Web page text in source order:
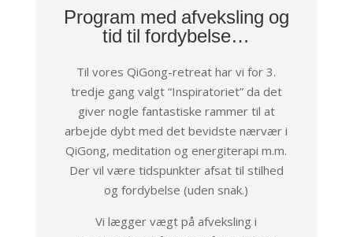
Program med afveksling og
tid til fordybelse…
Til vores QiGong-retreat har vi for 3.
tredje gang valgt“Inspiratoriet”da det
giver nogle fantastiske rammer til at
arbejde dybt med det bevidste nærvær i
QiGong, meditation og energiterapi m.m.
Der vil være tidspunkter afsat til stilhed
og fordybelse (uden snak.)
Vi lægger vægt på afveksling i